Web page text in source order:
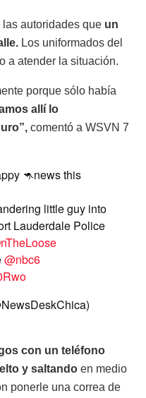
autoridades que un
Los uniformados del
a atender la situación.
porque sólo había
allí lo
comentó a WSVN 7
🦘news this
little guy into
Lauderdale Police
@nbc6
con un teléfono
y saltando en medio
ponerle una correa de